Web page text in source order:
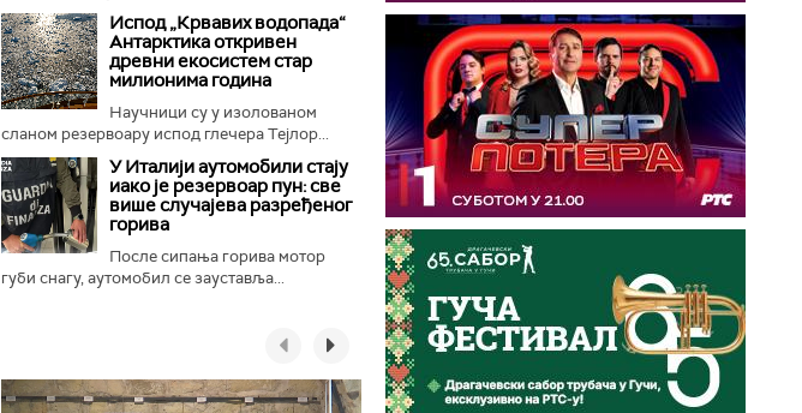
Испод „Крвавих водопада“
Антарктика откривен
древни екосистем стар
милионима година
Научници су у изолованом
сланом резервоару испод глечера Тејлор...
У Италији аутомобили стају
иако је резервоар пун: све
више случајева разређеног
горива
После сипања горива мотор
губи снагу, аутомобил се зауставља...